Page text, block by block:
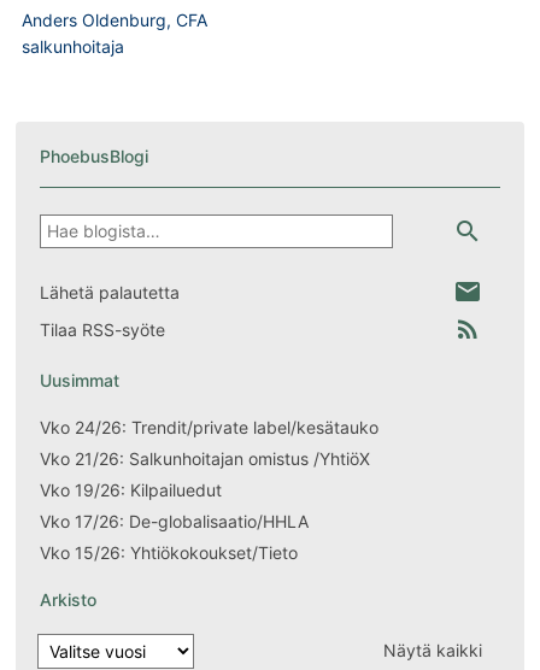
Anders Oldenburg, CFA
salkunhoitaja
PhoebusBlogi
Hae
search
Lähetä palautetta email
Tilaa RSS-syöte rss_feed
Uusimmat
Vko 24/26: Trendit/private label/kesätauko
Vko 21/26: Salkunhoitajan omistus /YhtiöX
Vko 19/26: Kilpailuedut
Vko 17/26: De-globalisaatio/HHLA
Vko 15/26: Yhtiökokoukset/Tieto
Arkisto
Näytä kaikki